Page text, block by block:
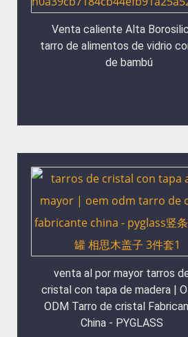
Venta caliente Alta
tarro de alimentos de vidrio
de bambú
venta al por mayor tarros
cristal con tapa de madera |
ODM Tarro de cristal
China - PYGLASS